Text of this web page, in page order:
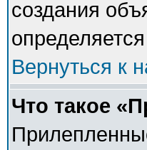
создания
Вернуться к
Что такое